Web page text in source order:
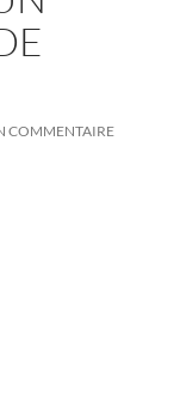
COMMENTAIRE